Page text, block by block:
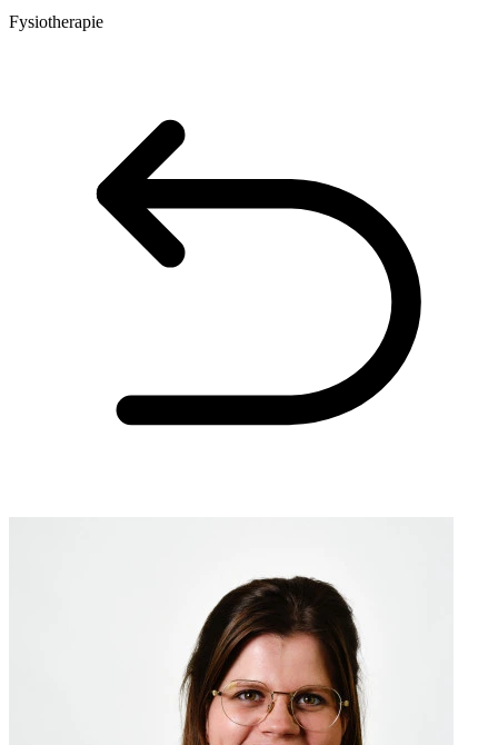
Fysiotherapie